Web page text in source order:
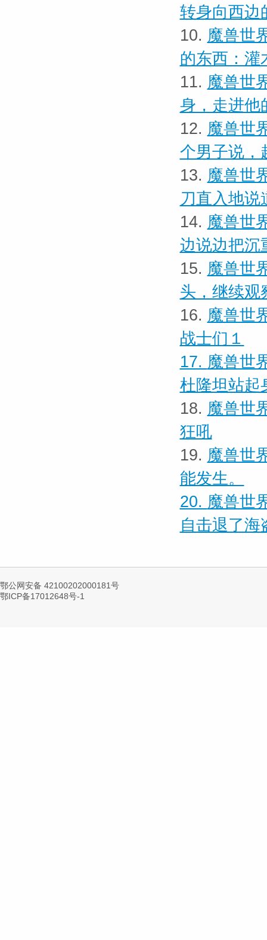
转身向西边
10. 魔兽世
的东西：灌
11. 魔兽世
身，走进他
12. 魔兽世
个男子说，
13. 魔兽世
刀直入地说
14. 魔兽世
边说边把沉
15. 魔兽世
头，继续观
16. 魔兽世
战士们１
17. 魔兽世
杜隆坦站起
18. 魔兽世
狂吼
19. 魔兽世
能发生。
20. 魔兽世
自击退了海
鄂公网安备 42100202000181号
鄂ICP备17012648号-1